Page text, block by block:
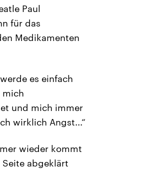
Paul
für das
Medikamenten
es einfach
mich
und mich immer
wirklich Angst...“
wieder kommt
abgeklärt